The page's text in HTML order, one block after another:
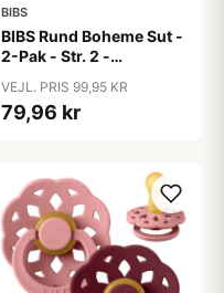
BIBS
BIBS Rund Boheme Sut -
2-Pak - Str. 2 -
Bubblegum/Peri
VEJL. PRIS 99,95 KR
79,96 kr